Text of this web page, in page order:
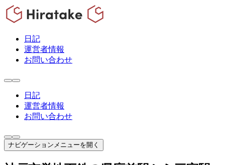
日記
運営者情報
お問い合わせ
日記
運営者情報
お問い合わせ
ナビゲーションメニューを開く